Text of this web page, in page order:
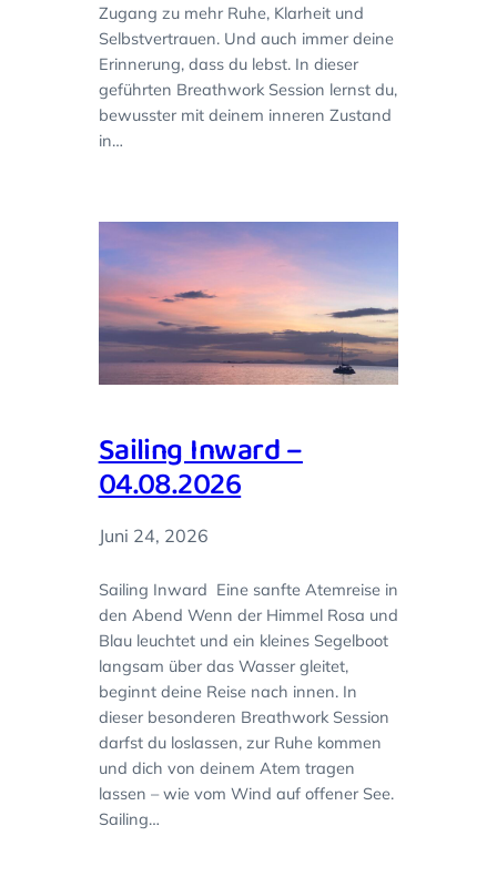
Zugang zu mehr Ruhe, Klarheit und
Selbstvertrauen. Und auch immer deine
Erinnerung, dass du lebst. In dieser
geführten Breathwork Session lernst du,
bewusster mit deinem inneren Zustand
in…
Sailing Inward –
04.08.2026
Juni 24, 2026
Sailing Inward Eine sanfte Atemreise in
den Abend Wenn der Himmel Rosa und
Blau leuchtet und ein kleines Segelboot
langsam über das Wasser gleitet,
beginnt deine Reise nach innen. In
dieser besonderen Breathwork Session
darfst du loslassen, zur Ruhe kommen
und dich von deinem Atem tragen
lassen – wie vom Wind auf offener See.
Sailing…